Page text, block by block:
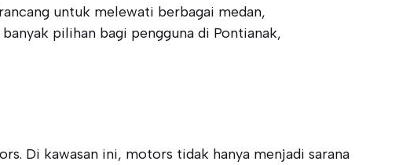
untuk melewati berbagai medan,
pilihan bagi pengguna di Pontianak,
Di kawasan ini, motors tidak hanya menjadi sarana